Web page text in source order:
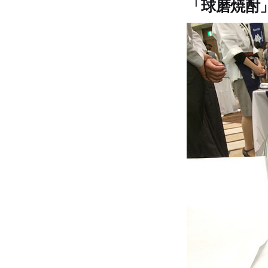
「球磨焼酎